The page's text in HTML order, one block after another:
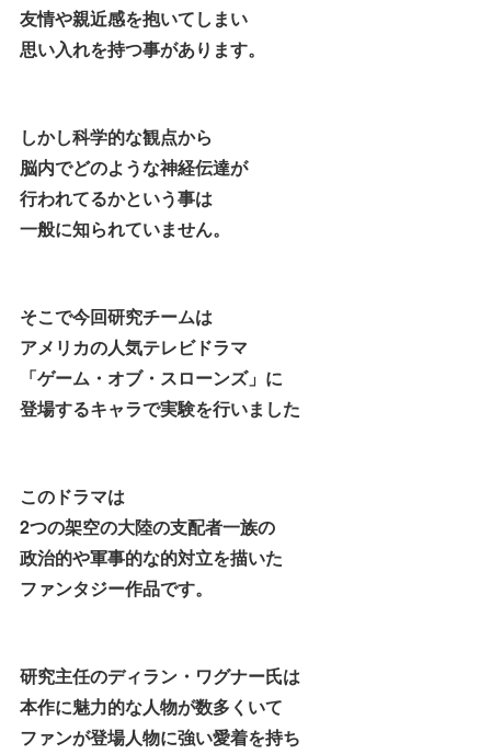
友情や親近感を抱いてしまい
思い入れを持つ事があります。
しかし科学的な観点から
脳内でどのような神経伝達が
行われてるかという事は
一般に知られていません。
そこで今回研究チームは
アメリカの人気テレビドラマ
「ゲーム・オブ・スローンズ」に
登場するキャラで実験を行いました
このドラマは
2つの架空の大陸の支配者一族の
政治的や軍事的な的対立を描いた
ファンタジー作品です。
研究主任のディラン・ワグナー氏は
本作に魅力的な人物が数多くいて
ファンが登場人物に強い愛着を持ち